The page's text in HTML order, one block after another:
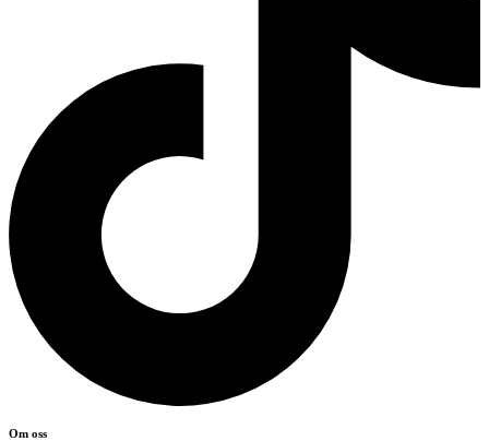
Om oss